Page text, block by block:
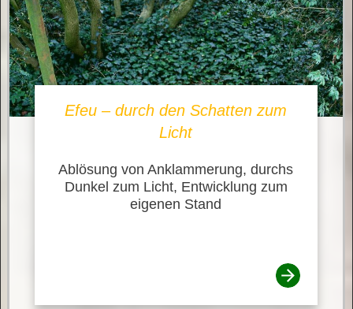
Efeu – durch den Schatten zum
Licht
Ablösung von Anklammerung, durchs
Dunkel zum Licht, Entwicklung zum
eigenen Stand